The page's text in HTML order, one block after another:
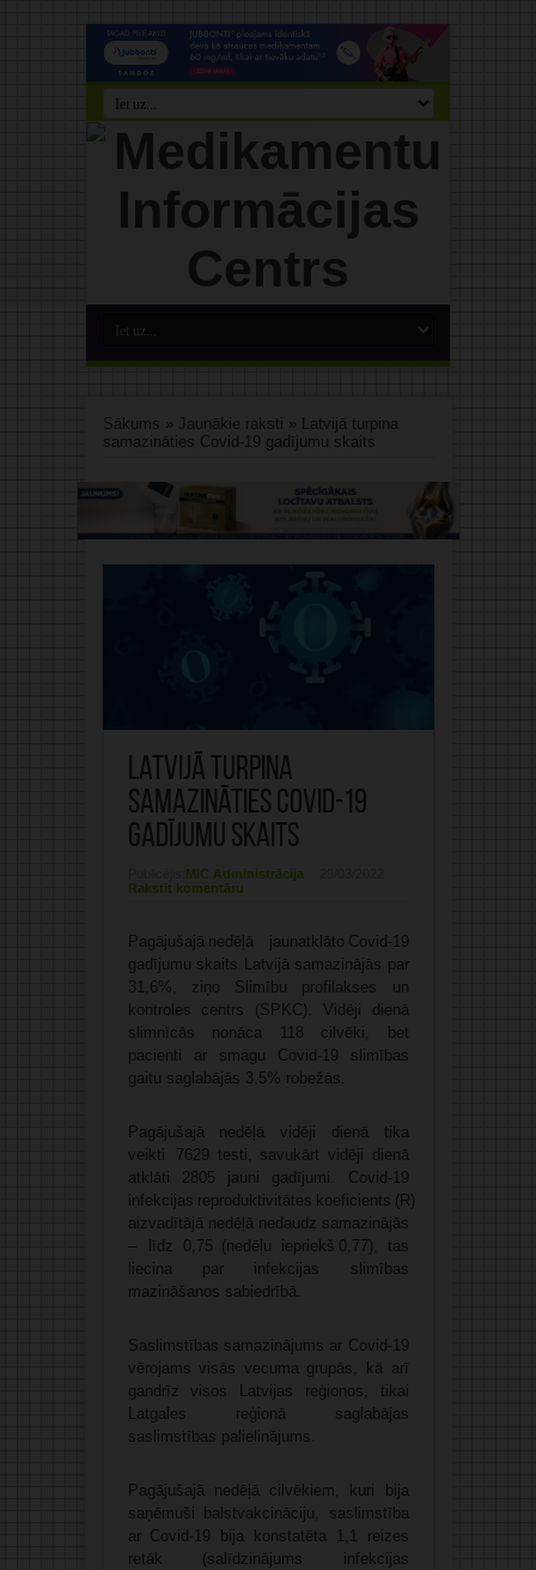
Sākums » Jaunākie raksti » Latvijā turpina
samazināties Covid-19 gadījumu skaits
Latvijā turpina
samazināties Covid-19
gadījumu skaits
MIC Administrācija
Rakstīt komentāru
Pagājušajā nedēļā jaunatklāto Covid-19
gadījumu skaits Latvijā samazinājās par
31,6%, ziņo Slimību profilakses un
kontroles centrs (SPKC). Vidēji dienā
slimnīcās nonāca 118 cilvēki, bet
pacienti ar smagu Covid-19 slimības
gaitu saglabājās 3,5% robežās.
Pagājušajā nedēļā vidēji dienā tika
veikti 7629 testi, savukārt vidēji dienā
atklāti 2805 jauni gadījumi. Covid-19
infekcijas reproduktivitātes koeficients (R)
aizvadītājā nedēļā nedaudz samazinājās
– līdz 0,75 (nedēļu iepriekš 0,77), tas
liecina par infekcijas slimības
mazināšanos sabiedrībā.
Saslimstības samazinājums ar Covid-19
vērojams visās vecuma grupās, kā arī
gandrīz visos Latvijas reģionos, tikai
Latgales reģionā saglabājas
saslimstības palielinājums.
Pagājušajā nedēļā cilvēkiem, kuri bija
saņēmuši balstvakcināciju, saslimstība
ar Covid-19 bija konstatēta 1,1 reizes
retāk (salīdzinājums infekcijas